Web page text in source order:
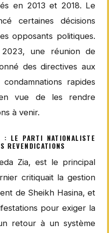
en 2013 et 2018. Le
certaines décisions
opposants politiques.
une réunion de
des directives aux
rapides
vue de les rendre
à venir.
: LE PARTI NATIONALISTE
REVENDICATIONS
Zia, est le principal
critiquait la gestion
de Sheikh Hasina, et
pour exiger la
retour à un système